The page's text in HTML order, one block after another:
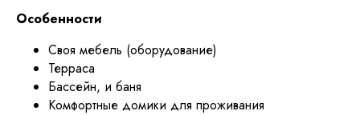
Особенности
Своя мебель (оборудование)
Терраса
Бассейн, и баня
Комфортные домики для проживания